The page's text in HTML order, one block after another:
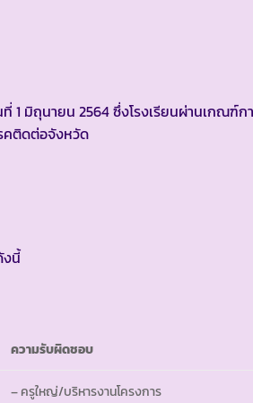
1 มิถุนายน 2564 ซึ่งโรงเรียนผ่านเกณฑ์ก
คติดต่อจังหวัด
งนี้
ความรับผิดชอบ
– ครูใหญ่/บริหารงานโครงการ